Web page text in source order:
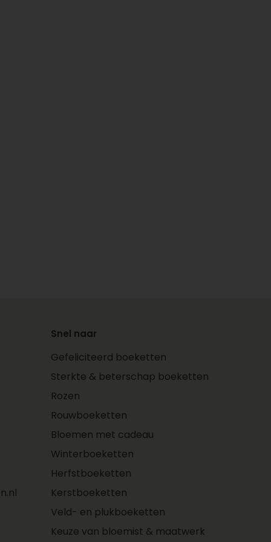
Snel naar
Gefeliciteerd boeketten
Sterkte & beterschap boeketten
Rozen
Rouwboeketten
Bloemen met cadeau
Winterboeketten
Herfstboeketten
Kerstboeketten
Veld- en plukboeketten
Keuze van bloemist & maatwerk